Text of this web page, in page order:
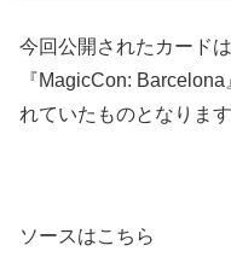
今回公開されたカード
『MagicCon:
れていたものとなります
ソースはこちら